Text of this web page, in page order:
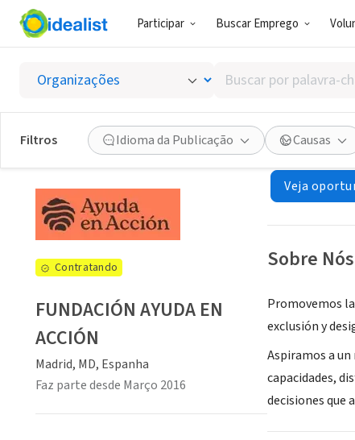
Participar Buscar Emprego
Buscar
por
palavra-
chave,
habilidades
ou
interesses
Filtros Idioma da Publicação Causas
Madrid, MD,
Veja
Sobre Nós
Promovemos
exclusión y
Aspiramos a
capacidades,
decisiones que
Contratando
FUNDACIÓN AYUDA EN
ACCIÓN
Madrid, MD, Espanha
Faz parte desde Março 2016